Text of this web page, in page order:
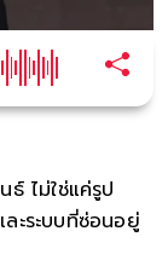
ไม่ใช่แค่รูป
ระบบที่ซ่อนอยู่